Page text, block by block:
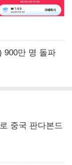
900만 명 돌파
중국 판다본드